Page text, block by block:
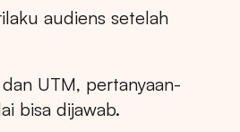
audiens setelah
UTM, pertanyaan-
bisa dijawab.